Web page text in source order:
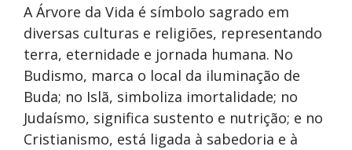
A Árvore da Vida é símbolo sagrado em
diversas culturas e religiões, representando
terra, eternidade e jornada humana. No
Budismo, marca o local da iluminação de
Buda; no Islã, simboliza imortalidade; no
Judaísmo, significa sustento e nutrição; e no
Cristianismo, está ligada à sabedoria e à